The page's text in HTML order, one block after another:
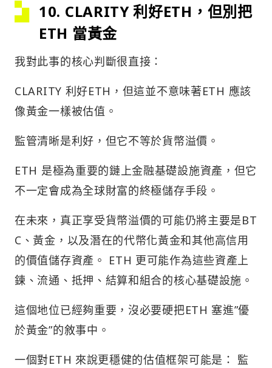
10. CLARITY 利好ETH，但別把
ETH 當黃金
我對此事的核心判斷很直接：
CLARITY 利好ETH，但這並不意味著ETH 應該
像黃金一樣被估值。
監管清晰是利好，但它不等於貨幣溢價。
ETH 是極為重要的鏈上金融基礎設施資產，但它
不一定會成為全球財富的終極儲存手段。
在未來，真正享受貨幣溢價的可能仍將主要是BT
C、黃金，以及潛在的代幣化黃金和其他高信用
的價值儲存資產。 ETH 更可能作為這些資產上
鍊、流通、抵押、結算和組合的核心基礎設施。
這個地位已經夠重要，沒必要硬把ETH 塞進”優
於黃金”的敘事中。
一個對ETH 來說更穩健的估值框架可能是： 監